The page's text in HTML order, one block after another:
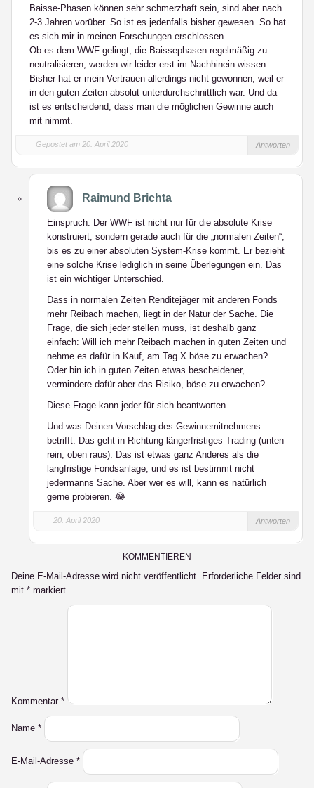
Baisse-Phasen können sehr schmerzhaft sein, sind aber nach
2-3 Jahren vorüber. So ist es jedenfalls bisher gewesen. So hat
es sich mir in meinen Forschungen erschlossen.
Ob es dem WWF gelingt, die Baissephasen regelmäßig zu
neutralisieren, werden wir leider erst im Nachhinein wissen.
Bisher hat er mein Vertrauen allerdings nicht gewonnen, weil er
in den guten Zeiten absolut unterdurchschnittlich war. Und da
ist es entscheidend, dass man die möglichen Gewinne auch
mit nimmt.
Gepostet am 20. April 2020 Antworten
Raimund Brichta
Einspruch: Der WWF ist nicht nur für die absolute Krise
konstruiert, sondern gerade auch für die „normalen Zeiten“,
bis es zu einer absoluten System-Krise kommt. Er bezieht
eine solche Krise lediglich in seine Überlegungen ein. Das
ist ein wichtiger Unterschied.
Dass in normalen Zeiten Renditejäger mit anderen Fonds
mehr Reibach machen, liegt in der Natur der Sache. Die
Frage, die sich jeder stellen muss, ist deshalb ganz
einfach: Will ich mehr Reibach machen in guten Zeiten und
nehme es dafür in Kauf, am Tag X böse zu erwachen?
Oder bin ich in guten Zeiten etwas bescheidener,
vermindere dafür aber das Risiko, böse zu erwachen?
Diese Frage kann jeder für sich beantworten.
Und was Deinen Vorschlag des Gewinnemitnehmens
betrifft: Das geht in Richtung längerfristiges Trading (unten
rein, oben raus). Das ist etwas ganz Anderes als die
langfristige Fondsanlage, und es ist bestimmt nicht
jedermanns Sache. Aber wer es will, kann es natürlich
gerne probieren. 😂
20. April 2020 Antworten
KOMMENTIEREN
Deine E-Mail-Adresse wird nicht veröffentlicht. Erforderliche Felder sind
mit * markiert
Kommentar *
Name *
E-Mail-Adresse *